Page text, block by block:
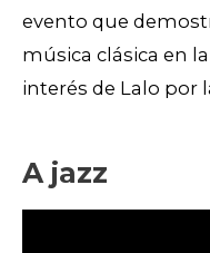
evento que
música clásica en
interés de Lalo por
A jazz